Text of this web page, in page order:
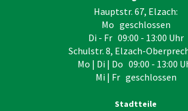
Hauptstr. 67, Elzach:
Mo geschlossen
Di - Fr 09:00 - 13:00 Uhr
Schulstr. 8, Elzach-
Mo | Di | Do 09:00 - 13:00
Mi | Fr geschlossen
Stadtteile